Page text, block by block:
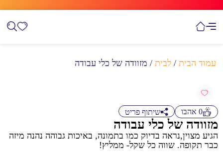
עמוד הבית / לבית / מזוודה של כלי עבודה
0 אהבו שיתוף פריט
מזוודה של כלי עבודה
הגיע מצוין,נראה בדיוק כמו בתמונה, באיכות גבוהה נהנה מיזה
כבר תקופה. שווה כל שקל- ממליץ!